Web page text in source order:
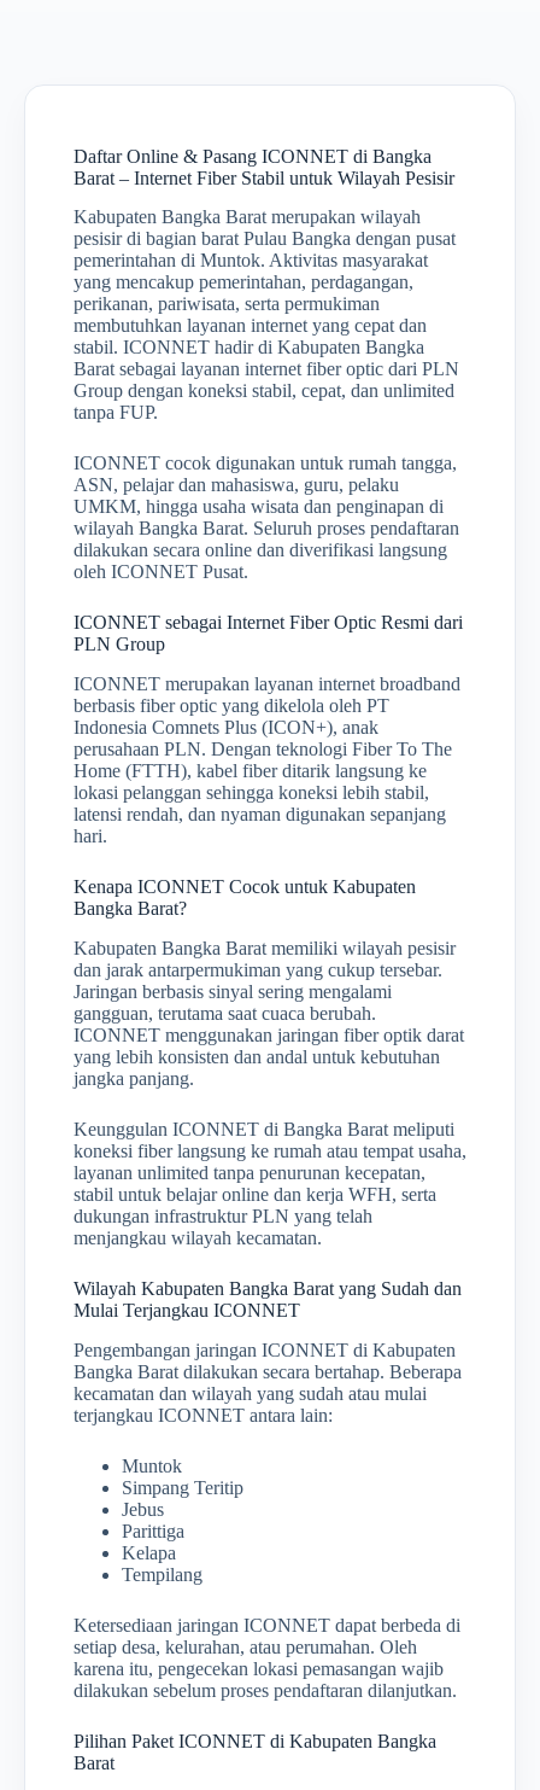
Daftar Online & Pasang ICONNET di Bangka
Barat – Internet Fiber Stabil untuk Wilayah Pesisir
Kabupaten Bangka Barat merupakan wilayah
pesisir di bagian barat Pulau Bangka dengan pusat
pemerintahan di Muntok. Aktivitas masyarakat
yang mencakup pemerintahan, perdagangan,
perikanan, pariwisata, serta permukiman
membutuhkan layanan internet yang cepat dan
stabil. ICONNET hadir di Kabupaten Bangka
Barat sebagai layanan internet fiber optic dari PLN
Group dengan koneksi stabil, cepat, dan unlimited
tanpa FUP.
ICONNET cocok digunakan untuk rumah tangga,
ASN, pelajar dan mahasiswa, guru, pelaku
UMKM, hingga usaha wisata dan penginapan di
wilayah Bangka Barat. Seluruh proses pendaftaran
dilakukan secara online dan diverifikasi langsung
oleh ICONNET Pusat.
ICONNET sebagai Internet Fiber Optic Resmi dari
PLN Group
ICONNET merupakan layanan internet broadband
berbasis fiber optic yang dikelola oleh PT
Indonesia Comnets Plus (ICON+), anak
perusahaan PLN. Dengan teknologi Fiber To The
Home (FTTH), kabel fiber ditarik langsung ke
lokasi pelanggan sehingga koneksi lebih stabil,
latensi rendah, dan nyaman digunakan sepanjang
hari.
Kenapa ICONNET Cocok untuk Kabupaten
Bangka Barat?
Kabupaten Bangka Barat memiliki wilayah pesisir
dan jarak antarpermukiman yang cukup tersebar.
Jaringan berbasis sinyal sering mengalami
gangguan, terutama saat cuaca berubah.
ICONNET menggunakan jaringan fiber optik darat
yang lebih konsisten dan andal untuk kebutuhan
jangka panjang.
Keunggulan ICONNET di Bangka Barat meliputi
koneksi fiber langsung ke rumah atau tempat usaha,
layanan unlimited tanpa penurunan kecepatan,
stabil untuk belajar online dan kerja WFH, serta
dukungan infrastruktur PLN yang telah
menjangkau wilayah kecamatan.
Wilayah Kabupaten Bangka Barat yang Sudah dan
Mulai Terjangkau ICONNET
Pengembangan jaringan ICONNET di Kabupaten
Bangka Barat dilakukan secara bertahap. Beberapa
kecamatan dan wilayah yang sudah atau mulai
terjangkau ICONNET antara lain:
Muntok
Simpang Teritip
Jebus
Parittiga
Kelapa
Tempilang
Ketersediaan jaringan ICONNET dapat berbeda di
setiap desa, kelurahan, atau perumahan. Oleh
karena itu, pengecekan lokasi pemasangan wajib
dilakukan sebelum proses pendaftaran dilanjutkan.
Pilihan Paket ICONNET di Kabupaten Bangka
Barat